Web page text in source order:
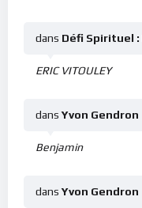
ERIC VITOULEY
dans Défi Spirituel
Benjamin
dans Yvon Gendron
dans Yvon Gendron